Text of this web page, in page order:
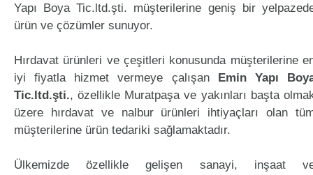
Yapı Boya Tic.ltd.şti. müşterilerine geniş bir
ürün ve çözümler sunuyor.
Hırdavat ürünleri ve çeşitleri konusunda müşterilerine
iyi fiyatla hizmet vermeye çalışan Emin Yapı
Tic.ltd.şti., özellikle Muratpaşa ve yakınları başta
üzere hırdavat ve nalbur ürünleri ihtiyaçları olan
müşterilerine ürün tedariki sağlamaktadır.
Ülkemizde özellikle gelişen sanayi, inşaat